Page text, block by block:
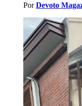
Por Devoto